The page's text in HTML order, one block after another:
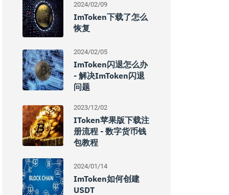
2024/02/09
ImToken下载了怎么
恢复
2024/02/05
ImToken闪退怎么办
- 解决imToken闪退
问题
2023/12/02
IToken苹果版下载注
册流程 - 数字货币钱
包教程
2024/01/14
ImToken如何创建
USDT